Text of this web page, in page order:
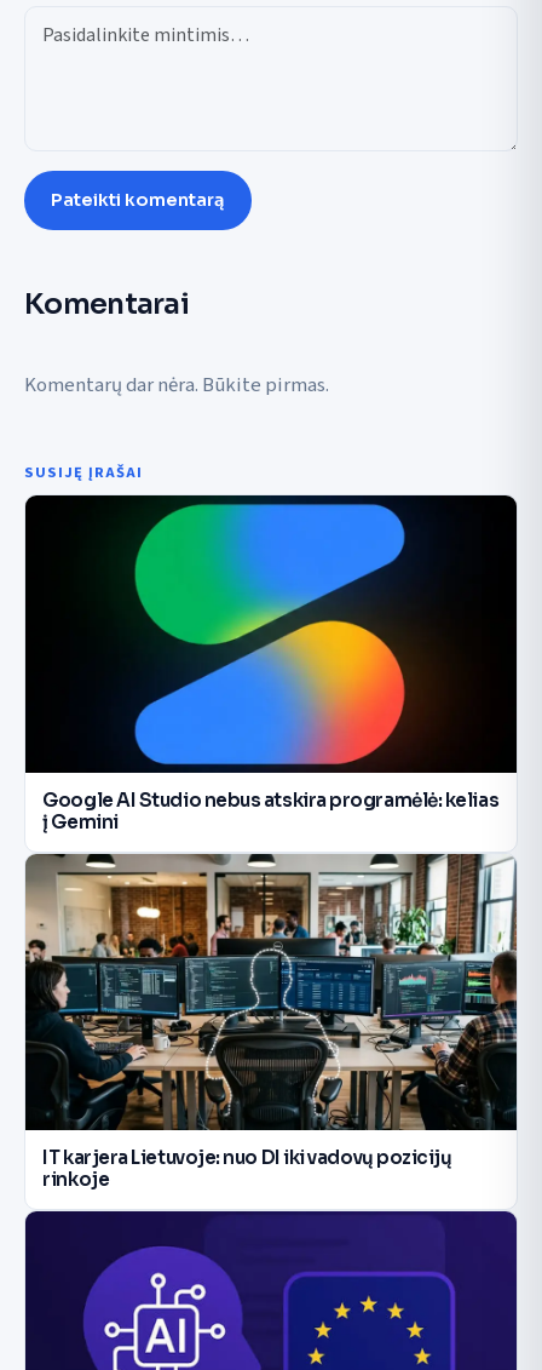
Pateikti komentarą
Komentarai
Komentarų dar nėra. Būkite pirmas.
SUSIJĘ ĮRAŠAI
Google AI Studio nebus atskira programėlė: kelias
į Gemini
IT karjera Lietuvoje: nuo DI iki vadovų pozicijų
rinkoje